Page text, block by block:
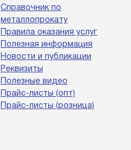
Справочник по
металлопрокату
Правила оказания услуг
Полезная информация
Новости и публикации
Реквизиты
Полезные видео
Прайс-листы (опт)
Прайс-листы (розница)